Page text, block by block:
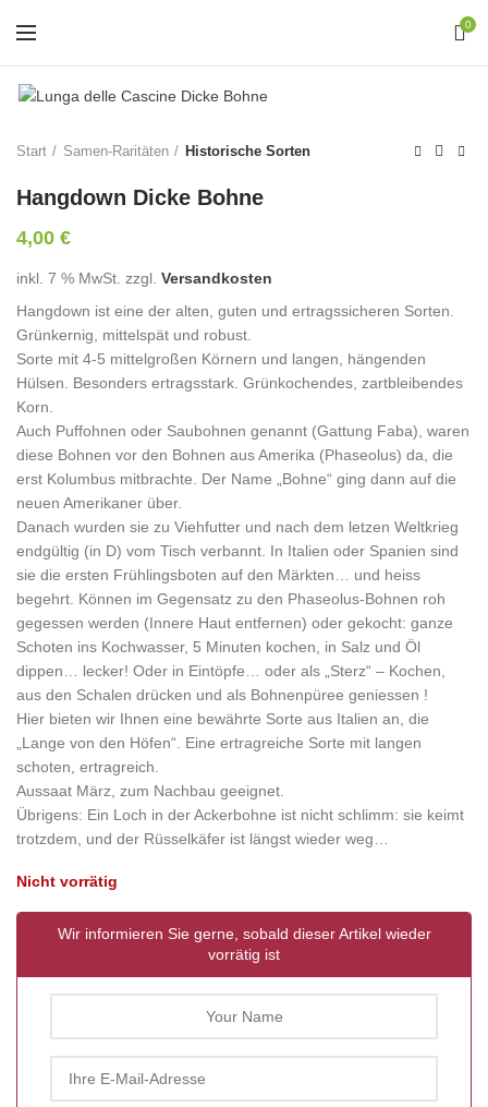
0
Start Samen-Raritäten Historische Sorten
Hangdown Dicke Bohne
4,00 €
inkl. 7 % MwSt. zzgl. Versandkosten
Hangdown ist eine der alten, guten und ertragssicheren Sorten.
Grünkernig, mittelspät und robust.
Sorte mit 4-5 mittelgroßen Körnern und langen, hängenden
Hülsen. Besonders ertragsstark. Grünkochendes, zartbleibendes
Korn.
Auch Puffohnen oder Saubohnen genannt (Gattung Faba), waren
diese Bohnen vor den Bohnen aus Amerika (Phaseolus) da, die
erst Kolumbus mitbrachte. Der Name „Bohne“ ging dann auf die
neuen Amerikaner über.
Danach wurden sie zu Viehfutter und nach dem letzen Weltkrieg
endgültig (in D) vom Tisch verbannt. In Italien oder Spanien sind
sie die ersten Frühlingsboten auf den Märkten… und heiss
begehrt. Können im Gegensatz zu den Phaseolus-Bohnen roh
gegessen werden (Innere Haut entfernen) oder gekocht: ganze
Schoten ins Kochwasser, 5 Minuten kochen, in Salz und Öl
dippen… lecker! Oder in Eintöpfe… oder als „Sterz“ – Kochen,
aus den Schalen drücken und als Bohnenpüree geniessen !
Hier bieten wir Ihnen eine bewährte Sorte aus Italien an, die
„Lange von den Höfen“. Eine ertragreiche Sorte mit langen
schoten, ertragreich.
Aussaat März, zum Nachbau geeignet.
Übrigens: Ein Loch in der Ackerbohne ist nicht schlimm: sie keimt
trotzdem, und der Rüsselkäfer ist längst wieder weg…
Nicht vorrätig
Wir informieren Sie gerne, sobald dieser Artikel wieder
vorrätig ist